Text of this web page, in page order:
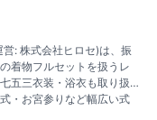
: 株式会社ヒロセ)は、振
着物フルセットを扱うレ
五三衣装・浴衣も取り扱
・お宮参りなど幅広い式